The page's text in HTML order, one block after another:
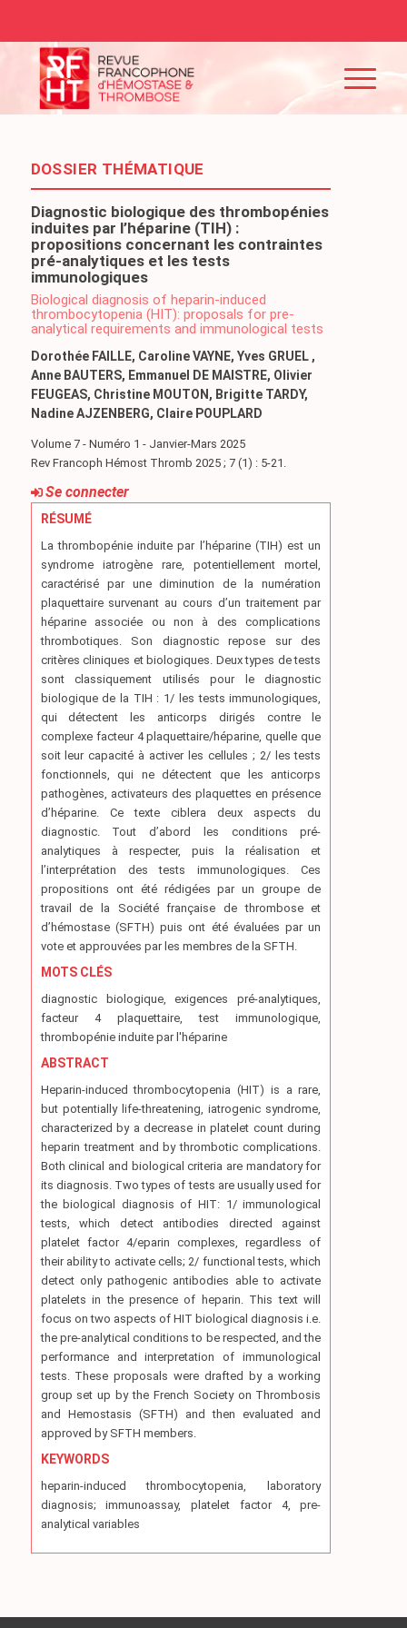
DOSSIER THÉMATIQUE
Diagnostic biologique des thrombopénies
induites par l’héparine (TIH) :
propositions concernant les contraintes
pré-analytiques et les tests
immunologiques
Biological diagnosis of heparin-induced
thrombocytopenia (HIT): proposals for pre-
analytical requirements and immunological tests
Dorothée FAILLE, Caroline VAYNE, Yves GRUEL ,
Anne BAUTERS, Emmanuel DE MAISTRE, Olivier
FEUGEAS, Christine MOUTON, Brigitte TARDY,
Nadine AJZENBERG, Claire POUPLARD
Volume 7 - Numéro 1 - Janvier-Mars 2025
Rev Francoph Hémost Thromb 2025 ; 7 (1) : 5-21.
Se connecter
RÉSUMÉ
La thrombopénie induite par l’héparine (TIH) est un
syndrome iatrogène rare, potentiellement mortel,
caractérisé par une diminution de la numération
plaquettaire survenant au cours d’un traitement par
héparine associée ou non à des complications
thrombotiques. Son diagnostic repose sur des
critères cliniques et biologiques. Deux types de tests
sont classiquement utilisés pour le diagnostic
biologique de la TIH : 1/ les tests immunologiques,
qui détectent les anticorps dirigés contre le
complexe facteur 4 plaquettaire/héparine, quelle que
soit leur capacité à activer les cellules ; 2/ les tests
fonctionnels, qui ne détectent que les anticorps
pathogènes, activateurs des plaquettes en présence
d’héparine. Ce texte ciblera deux aspects du
diagnostic. Tout d’abord les conditions pré-
analytiques à respecter, puis la réalisation et
l’interprétation des tests immunologiques. Ces
propositions ont été rédigées par un groupe de
travail de la Société française de thrombose et
d’hémostase (SFTH) puis ont été évaluées par un
vote et approuvées par les membres de la SFTH.
MOTS CLÉS
diagnostic biologique, exigences pré-analytiques,
facteur 4 plaquettaire, test immunologique,
thrombopénie induite par l'héparine
ABSTRACT
Heparin-induced thrombocytopenia (HIT) is a rare,
but potentially life-threatening, iatrogenic syndrome,
characterized by a decrease in platelet count during
heparin treatment and by thrombotic complications.
Both clinical and biological criteria are mandatory for
its diagnosis. Two types of tests are usually used for
the biological diagnosis of HIT: 1/ immunological
tests, which detect antibodies directed against
platelet factor 4/eparin complexes, regardless of
their ability to activate cells; 2/ functional tests, which
detect only pathogenic antibodies able to activate
platelets in the presence of heparin. This text will
focus on two aspects of HIT biological diagnosis i.e.
the pre-analytical conditions to be respected, and the
performance and interpretation of immunological
tests. These proposals were drafted by a working
group set up by the French Society on Thrombosis
and Hemostasis (SFTH) and then evaluated and
approved by SFTH members.
KEYWORDS
heparin-induced thrombocytopenia, laboratory
diagnosis; immunoassay, platelet factor 4, pre-
analytical variables